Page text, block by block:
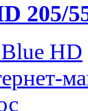
205/